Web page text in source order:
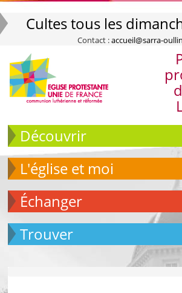
Cultes tous les
Contact :accueil@sarra-
Découvrir
L'église et moi
échanger
Trouver